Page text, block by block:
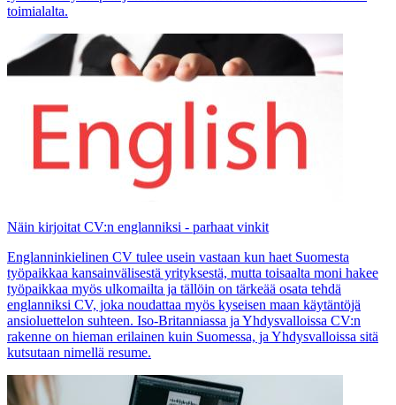
toimialalta.
Näin kirjoitat CV:n englanniksi - parhaat vinkit
Englanninkielinen CV tulee usein vastaan kun haet Suomesta
työpaikkaa kansainvälisestä yrityksestä, mutta toisaalta moni hakee
työpaikkaa myös ulkomailta ja tällöin on tärkeää osata tehdä
englanniksi CV, joka noudattaa myös kyseisen maan käytäntöjä
ansioluettelon suhteen. Iso-Britanniassa ja Yhdysvalloissa CV:n
rakenne on hieman erilainen kuin Suomessa, ja Yhdysvalloissa sitä
kutsutaan nimellä resume.